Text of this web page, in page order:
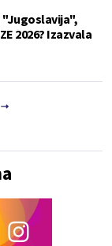
"Jugoslavija",
2026? Izazvala